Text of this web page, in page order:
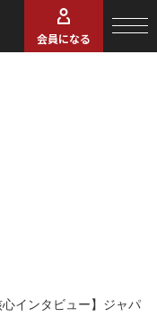
会員になる